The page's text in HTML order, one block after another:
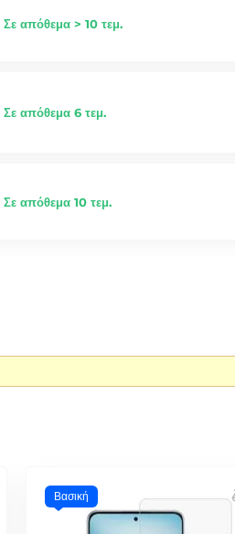
Σε απόθεμα > 10 τεμ.
Σε απόθεμα 6 τεμ.
Σε απόθεμα 10 τεμ.
Βασική